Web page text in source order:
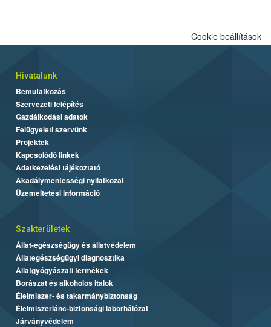
Cookie beállítások
Hivatalunk
Bemutatkozás
Szervezeti felépítés
Gazdálkodási adatok
Felügyeleti szervünk
Projektek
Kapcsolódó linkek
Adatkezelési tájékoztató
Akadálymentességi nyilatkozat
Üzemeltetési információ
Szakterületek
Állat-egészségügy és állatvédelem
Állategészségügyi diagnosztika
Állatgyógyászati termékek
Borászat és alkoholos italok
Élelmiszer- és takarmánybiztonság
Élelmiszerlánc-biztonsági laborhálózat
Járványvédelem